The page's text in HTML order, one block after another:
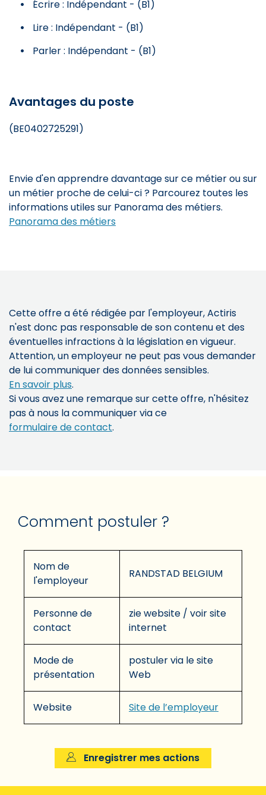
Écrire : Indépendant - (B1)
Lire : Indépendant - (B1)
Parler : Indépendant - (B1)
Avantages du poste
(BE0402725291)
Envie d'en apprendre davantage sur ce métier ou sur
un métier proche de celui-ci ? Parcourez toutes les
informations utiles sur Panorama des métiers.
Panorama des métiers
Cette offre a été rédigée par l'employeur, Actiris
n'est donc pas responsable de son contenu et des
éventuelles infractions à la législation en vigueur.
Attention, un employeur ne peut pas vous demander
de lui communiquer des données sensibles.
En savoir plus.
Si vous avez une remarque sur cette offre, n'hésitez
pas à nous la communiquer via ce
formulaire de contact.
Comment postuler ?
Nom de
l'employeur
RANDSTAD BELGIUM
Personne de
contact
zie website / voir site
internet
Mode de
présentation
postuler via le site
Web
Website Site de l’employeur
Enregistrer mes actions